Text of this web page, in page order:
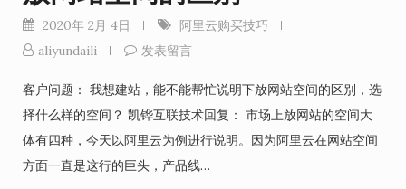
2020年 2月 4日
阿里云购买技巧
aliyundaili
发表留言
客户问题： 我想建站，能不能帮忙说明下放网站空间的区别，选
择什么样的空间？ 凯铧互联技术回复： 市场上放网站的空间大
体有四种，今天以阿里云为例进行说明。因为阿里云在网站空间
方面一直是这行的巨头，产品线…